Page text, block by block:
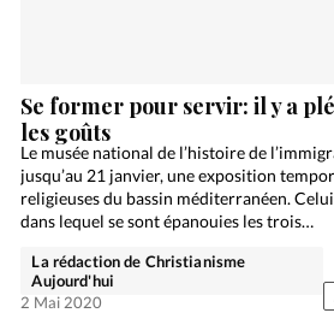
Se former pour servir: il y a
les goûts
Le musée national de l’histoire de
jusqu’au 21 janvier, une exposition
religieuses du bassin méditerranéen.
dans lequel se sont épanouies les trois…
La rédaction de Christianisme
Aujourd'hui
2 Mai 2020